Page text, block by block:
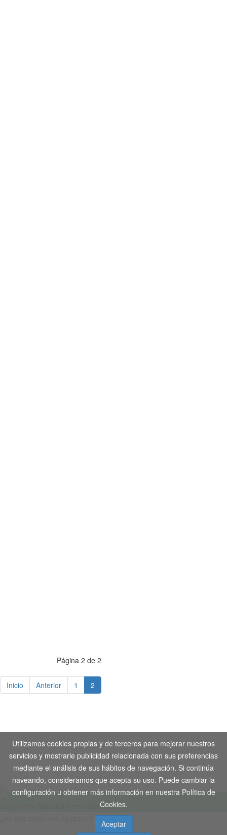
Página 2 de 2
Inicio Anterior 1 2
Aviso Legal-Política de Privacidad-Política de Cookies
Copyright © 2020. Todos los derechos reservados. Desarrollo
Web byTecnogenil
Carpintería Metálica Fernando López
Utilizamos cookies propias y de terceros para mejorar nuestros
servicios y mostrarle publicidad relacionada con sus preferencias
mediante el análisis de sus hábitos de navegación. Si continúa
naveando, consideramos que acepta su uso. Puede cambiar la
configuración u obtener más información en nuestra Política de
Cookies.
Aceptar